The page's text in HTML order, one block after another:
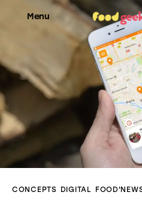
Menu
Food’News
Food’Com
Food’Art
CONCEPTS DIGITAL